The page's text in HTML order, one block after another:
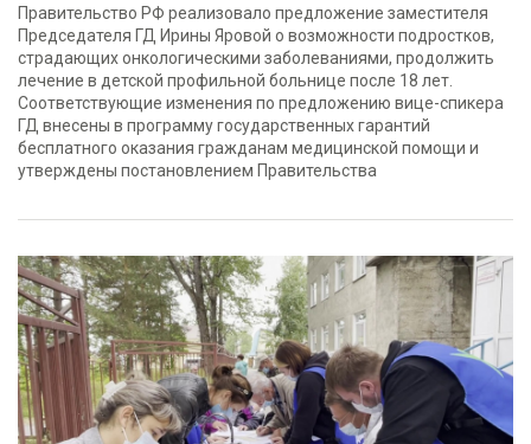
Правительство РФ реализовало предложение заместителя
Председателя ГД Ирины Яровой о возможности подростков,
страдающих онкологическими заболеваниями, продолжить
лечение в детской профильной больнице после 18 лет.
Соответствующие изменения по предложению вице-спикера
ГД внесены в программу государственных гарантий
бесплатного оказания гражданам медицинской помощи и
утверждены постановлением Правительства